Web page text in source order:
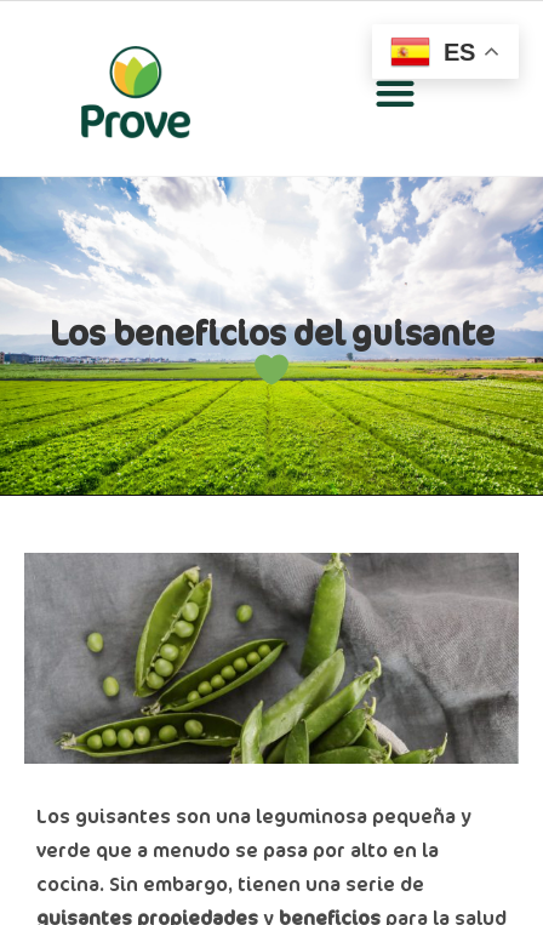
Los beneficios del guisante
Los guisantes son una leguminosa pequeña y
verde que a menudo se pasa por alto en la
cocina. Sin embargo, tienen una serie de
guisantes propiedades y beneficios para la salud
ES